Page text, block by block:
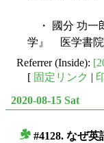
・ 國分 功一
学』 医学書院
Referrer (Inside):
[ 固定リンク |
2020-08-15 Sat
#4128. なぜ